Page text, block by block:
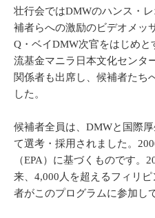
壮行会ではDMWのハンス・
補者らへの激励のビデオメッ
Q・ベイDMW次官をはじめ
流基金マニラ日本文化センタ
関係者も出席し、候補者たち
した。
候補者全員は、DMWと国際
て選考・採用されました。
（EPA）に基づくものです。
来、4,000人を超えるフィリ
者がこのプログラムに参加し